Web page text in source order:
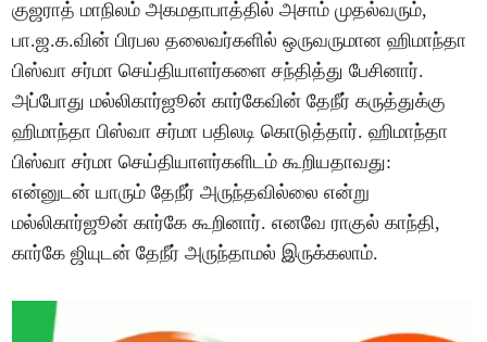
குஜராத் மாநிலம் அகமதாபாத்தில் அசாம் முதல்வரும்,
பா.ஜ.க.வின் பிரபல தலைவர்களில் ஒருவருமான ஹிமாந்தா
பிஸ்வா சர்மா செய்தியாளர்களை சந்தித்து பேசினார்.
அப்போது மல்லிகார்ஜூன் கார்கேவின் தேநீர் கருத்துக்கு
ஹிமாந்தா பிஸ்வா சர்மா பதிலடி கொடுத்தார். ஹிமாந்தா
பிஸ்வா சர்மா செய்தியாளர்களிடம் கூறியதாவது:
என்னுடன் யாரும் தேநீர் அருந்தவில்லை என்று
மல்லிகார்ஜூன் கார்கே கூறினார். எனவே ராகுல் காந்தி,
கார்கே ஜியுடன் தேநீர் அருந்தாமல் இருக்கலாம்.